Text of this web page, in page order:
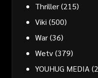
Thriller(215)
Viki (500)
War(36)
Wetv(379)
YOUHUG MEDIA